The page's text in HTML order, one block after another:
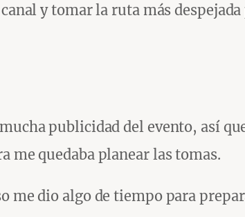
y tomar la ruta más
publicidad del evento, así
me quedaba planear las tomas.
me dio algo de tiempo para